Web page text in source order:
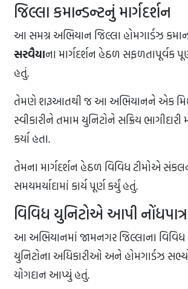
જિલ્લા કમાન્ડન્ટનું માર્ગદર્શન
આ સમગ્ર અભિયાન જિલ્લા હોમગાર્ડઝ
સરવૈયાના માર્ગદર્શન હેઠળ સફળતાપૂર્વક
હતું.
તેમણે શરૂઆતથી જ આ અભિયાનને એક
સ્વીકારીને તમામ યુનિટોને સક્રિય ભાગીદારી
કર્યા હતા.
તેમના માર્ગદર્શન હેઠળ વિવિધ ટીમોએ
સમયમર્યાદામાં કાર્ય પૂર્ણ કર્યું હતું.
વિવિધ યુનિટોએ આપી
આ અભિયાનમાં જામનગર જિલ્લાના
યુનિટોના અધિકારીઓ અને હોમગાર્ડઝ
યોગદાન આપ્યું હતું.